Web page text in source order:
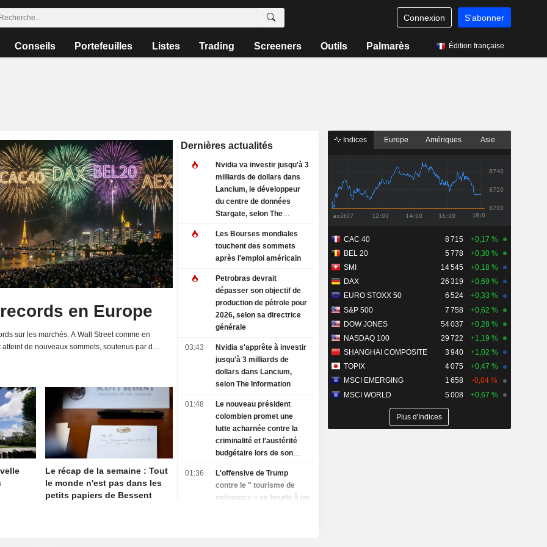
Connexion S'abonner
Conseils Portefeuilles Listes Trading Screeners Outils Palmarès Édition française
en Europe
sur les marchés. A Wall Street comme en
de nouveaux sommets, soutenus par de
Le récap de la semaine : Tout
le monde n'est pas dans les
petits papiers de Bessent
Dernières actualités
Nvidia va investir jusqu'à 3
milliards de dollars dans
Lancium, le développeur
du centre de données
Stargate, selon The
Les Bourses mondiales
touchent des sommets
après l'emploi américain
Petrobras devrait
dépasser son objectif de
production de pétrole pour
2026, selon sa directrice
générale
03:43
Nvidia s'apprête à investir
jusqu'à 3 milliards de
dollars dans Lancium,
selon The Information
01:48
Le nouveau président
colombien promet une
lutte acharnée contre la
criminalité et l'austérité
budgétaire lors de son
01:36
L'offensive de Trump
contre le " tourisme de
naissance » se heurte à un
Indices Europe Amériques Asie
CAC 40 8 715
+0,17 %
BEL 20
5 778
+0,30 %
SMI
14 545
+0,18 %
DAX
26 319
+0,69 %
EURO STOXX 50
6 524
+0,33 %
S&P 500
7 758
+0,62 %
DOW JONES
54 037
+0,28 %
NASDAQ 100
29 722
+1,19 %
SHANGHAI COMPOSITE
3 940
+1,02 %
TOPIX
4 075
+0,47 %
MSCI EMERGING
1 658
-0,04 %
MSCI WORLD
5 008 +0,67 %
Plus d'Indices